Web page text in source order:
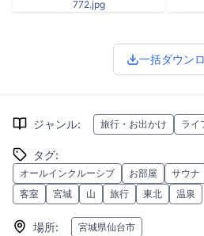
772.jpg
一括ダウン
ジャンル: 旅行・お出かけ ライ
タグ:
オールインクルーシブ お部屋 サウナ
客室
宮城 山 旅行 東北 温泉
場所: 宮城県仙台市